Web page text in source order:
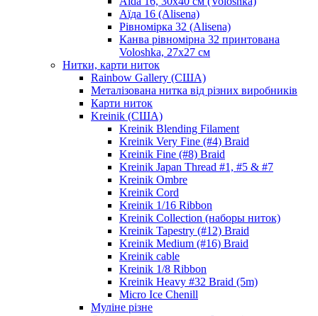
Аїда 16 (Alisena)
Рівномірка 32 (Alisena)
Канва рівномірна 32 принтована
Voloshka, 27х27 см
Нитки, карти ниток
Rainbow Gallery (США)
Металізована нитка від різних виробників
Карти ниток
Kreinik (США)
Kreinik Blending Filament
Kreinik Very Fine (#4) Braid
Kreinik Fine (#8) Braid
Kreinik Japan Thread #1, #5 & #7
Kreinik Ombre
Kreinik Cord
Kreinik 1/16 Ribbon
Kreinik Collection (наборы ниток)
Kreinik Tapestry (#12) Braid
Kreinik Medium (#16) Braid
Kreinik cable
Kreinik 1/8 Ribbon
Kreinik Heavy #32 Braid (5m)
Micro Ice Chenill
Муліне різне